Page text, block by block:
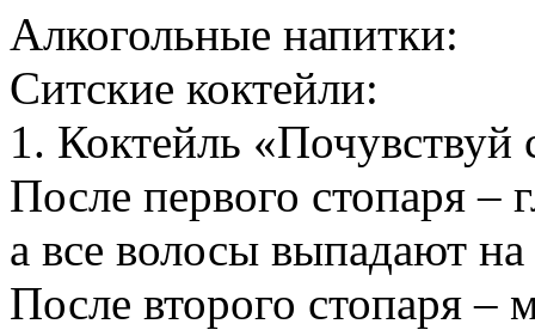
Алкогольные напитки:
Ситские коктейли:
1. Коктейль «Почувствуй
После первого стопаря –
а все волосы выпадают
После второго стопаря –